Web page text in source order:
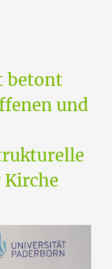
betont
und
Kirche